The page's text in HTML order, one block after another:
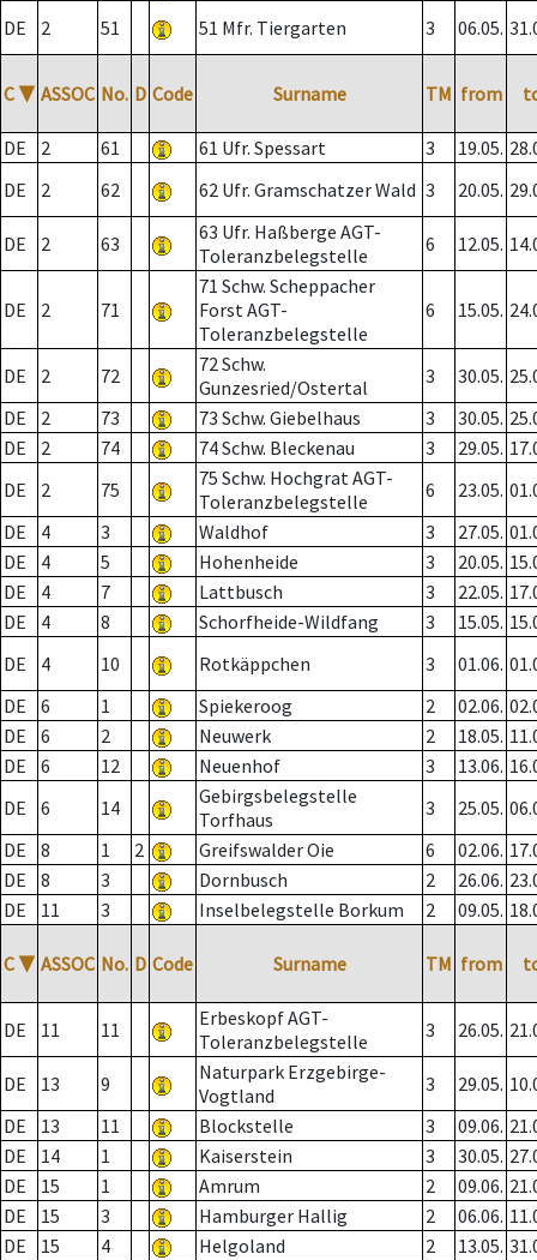
DE
2 51 51 Mfr. Tiergarten 3 06.05.
C ▼ ASSOC No. D Code Surname TM from
DE 2 61 61 Ufr. Spessart 3 19.05.
DE
2 62 62 Ufr. Gramschatzer Wald 3 20.05.
DE 2 63
63 Ufr. Haßberge AGT-
Toleranzbelegstelle
6 12.05.
DE 2 71
71 Schw. Scheppacher
Forst AGT-
Toleranzbelegstelle
6 15.05.
DE 2 72
72 Schw.
Gunzesried/Ostertal
3 30.05.
DE
2 73 73 Schw. Giebelhaus 3 30.05.
DE
2 74 74 Schw. Bleckenau 3 29.05.
DE
2 75
75 Schw. Hochgrat AGT-
Toleranzbelegstelle
6 23.05.
DE
4 3 Waldhof 3 27.05.
DE
4 5 Hohenheide 3 20.05.
DE
4 7 Lattbusch 3 22.05.
DE
4 8 Schorfheide-Wildfang 3 15.05.
DE
4 10 Rotkäppchen 3 01.06.
DE
6 1 Spiekeroog 2 02.06.
DE
6 2 Neuwerk 2 18.05.
DE
6 12 Neuenhof 3 13.06.
DE
6 14
Gebirgsbelegstelle
Torfhaus
3 25.05.
DE
8 1 2 Greifswalder Oie 6 02.06.
DE
8 3 Dornbusch 2 26.06.
DE
11 3 Inselbelegstelle Borkum 2 09.05.
C ▼ ASSOC No. D Code Surname TM from
DE 11 11
Erbeskopf AGT-
Toleranzbelegstelle
3 26.05.
DE 13 9
Naturpark Erzgebirge-
Vogtland
3 29.05.
DE
13 11 Blockstelle 3 09.06.
DE
14 1 Kaiserstein 3 30.05.
DE
15 1 Amrum 2 09.06.
DE
15 3 Hamburger Hallig 2 06.06.
DE
15 4 Helgoland 2 13.05.